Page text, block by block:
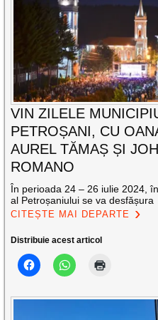
VIN ZILELE
PETROȘANI, CU
AUREL TĂMAȘ ȘI
ROMANO
În perioada 24 – 26 iulie 2024,
al Petroșaniului se va desfășura
CITEȘTE MAI DEPARTE
Distribuie acest articol